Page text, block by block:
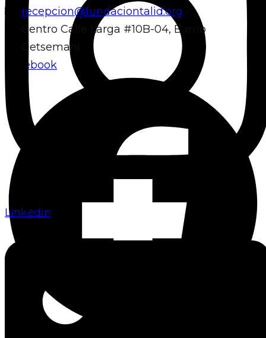
Linkedin
recepcion@fundaciontalid.org
Centro Calle Larga #10B-04, Barrio
Getsemaní
Facebook